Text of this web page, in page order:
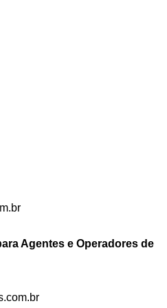
Agentes e Operadores de